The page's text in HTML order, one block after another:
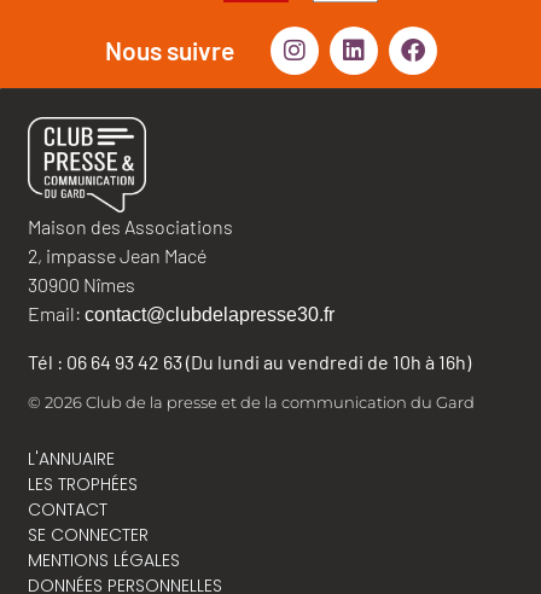
Nous suivre
Maison des Associations
2, impasse Jean Macé
30900 Nîmes
Email: contact@clubdelapresse30.fr
Tél : 06 64 93 42 63 (Du lundi au vendredi de 10h à 16h)
© 2026 Club de la presse et de la communication du Gard
L'ANNUAIRE
LES TROPHÉES
CONTACT
SE CONNECTER
MENTIONS LÉGALES
DONNÉES PERSONNELLES